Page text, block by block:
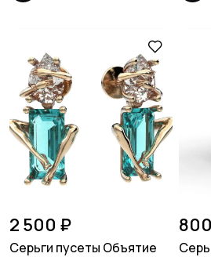
2 500 ₽
Серьги пусеты Объятие